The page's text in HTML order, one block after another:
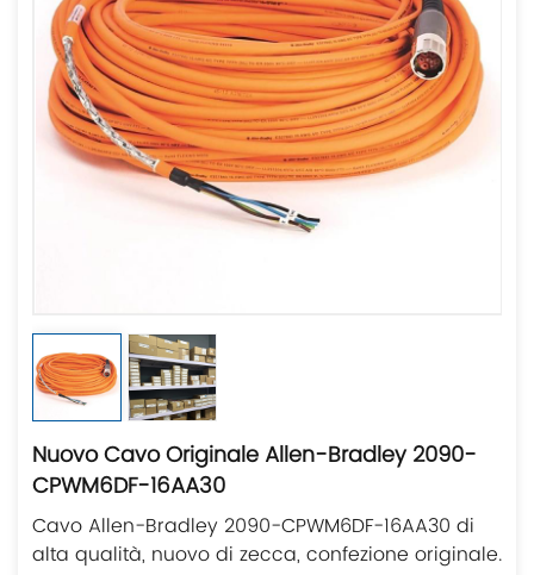
Nuovo Cavo Originale Allen-Bradley 2090-
CPWM6DF-16AA30
Cavo Allen-Bradley 2090-CPWM6DF-16AA30 di
alta qualità, nuovo di zecca, confezione originale.